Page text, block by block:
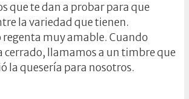
que te dan a probar para que
la variedad que tienen.
regenta muy amable. Cuando
cerrado, llamamos a un timbre que
la quesería para nosotros.